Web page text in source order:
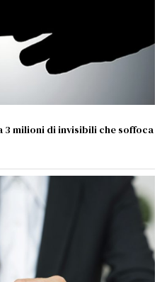
3 milioni di invisibili che soffoca